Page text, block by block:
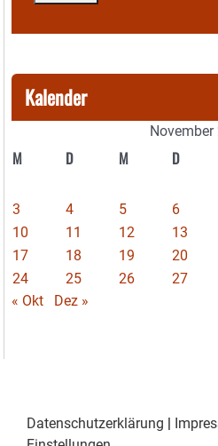
Kalender
November
M D M D
3
4 5 6
10
11 12 13
17
18 19 20
24
25 26 27
« Okt
Dez »
Datenschutzerklärung |